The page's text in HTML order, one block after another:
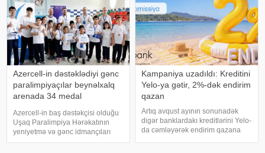
Azercell-in dəstəklədiyi gənc
paralimpiyaçılar beynəlxalq
arenada 34 medal
Azercell-in baş dəstəkçisi olduğu
Uşaq Paralimpiya Hərəkatının
yeniyetmə və gənc idmançıları
2026-cı ilin ilk yarısında
Kampaniya uzadıldı: Kreditini
Yelo-ya gətir, 2%-dək endirim
qazan
Artıq avqust ayının sonunadək
digər banklardakı kreditlərini Yelo-
da cəmləyərək endirim qazana